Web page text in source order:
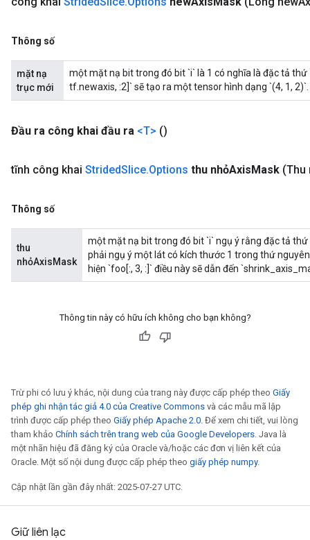
Thông số
mặt nạ
trục mới
một mặt nạ bit trong đó bit `i` là 1 có nghĩa là đặc tả
tf.newaxis, :2]` sẽ tạo ra một tensor hình dạng `(4, 1, 2)`.
Đầu ra công khai đầu ra <T> ()
tĩnh công khai StridedSlice.Options thu nhỏAxisMask (Thu
Thông số
thu
nhỏAxisMask
một mặt nạ bit trong đó bit `i` ngụ ý rằng đặc tả
phải ngụ ý một lát có kích thước 1 trong thứ
hiện `foo[:, 3, :]` điều này sẽ dẫn đến
Thông tin này có hữu ích không cho bạn không?
Trừ phi có lưu ý khác, nội dung của trang này được cấp phép theo Giấy
phép ghi nhận tác giả 4.0 của Creative Commons và các mẫu mã lập
trình được cấp phép theo Giấy phép Apache 2.0. Để xem chi tiết, vui lòng
tham khảo Chính sách trên trang web của Google Developers. Java là
một nhãn hiệu đã đăng ký của Oracle và/hoặc các đơn vị liên kết của
Oracle. Một số nội dung được cấp phép theo giấy phép numpy.
Cập nhật lần gần đây nhất: 2025-07-27 UTC.
Giữ liên lạc